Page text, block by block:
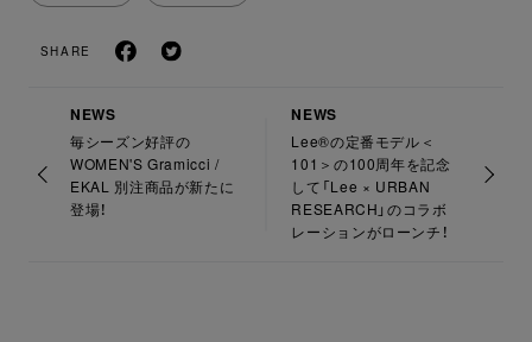
SHARE
NEWS
毎シーズン好評の
WOMEN'S Gramicci /
EKAL 別注商品が新たに
登場！
NEWS
Lee®の定番モデル＜
101＞の100周年を記念
して「Lee × URBAN
RESEARCH」のコラボ
レーションがローンチ！